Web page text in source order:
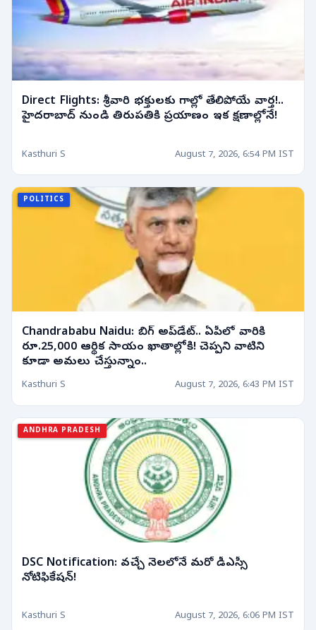
Direct Flights: శ్రీవారి భక్తులకు గాల్లో తేలిపోయే వార్త!..
హైదరాబాద్ నుండి తిరుపతికి ప్రయాణం ఇక క్షణాల్లోనే!
Kasthuri S August 7, 2026, 6:54 PM IST
POLITICS
Chandrababu Naidu: బిగ్ అప్‌డేట్.. ఏపీలో వారికి
రూ.25,000 ఆర్థిక సాయం ఖాతాల్లోకి! చెప్పని వాటిని
కూడా అమలు చేస్తున్నాం..
Kasthuri S August 7, 2026, 6:43 PM IST
ANDHRA PRADESH
DSC Notification: వచ్చే నెలలోనే మరో డీఎస్సీ
నోటిఫికేషన్!
Kasthuri S August 7, 2026, 6:06 PM IST